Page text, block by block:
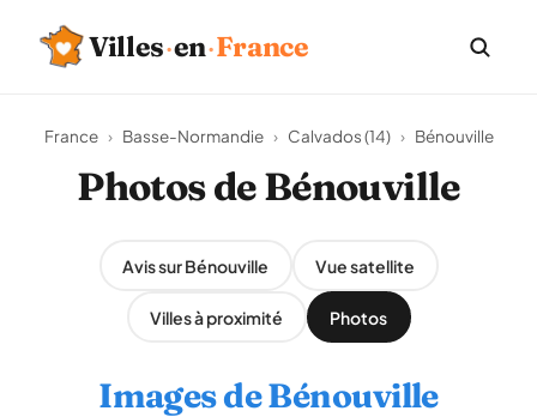
Villes·en·France
France › Basse-Normandie › Calvados (14) › Bénouville
Photos de Bénouville
Avis sur Bénouville Vue satellite
Villes à proximité Photos
Images de Bénouville